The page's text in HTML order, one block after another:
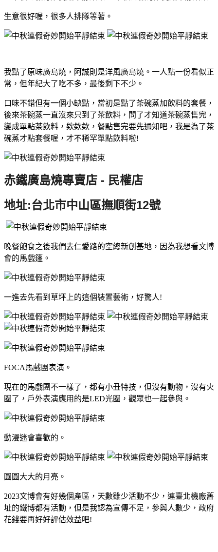
生意很好喔，很多人排隊等著。
我點了原味廣島燒，阿誠則是洋風廣島燒。一人點一份看似正
常，但年紀大了吃不多，最後剩下不少。
口味不錯但有一個小缺點，當初是點了茶碗蒸加飲料的套餐，
後來茶碗蒸一直沒來只到了茶飲料，問了才知道茶碗蒸售完，
變成單點茶飲料，欸欸欸，餐點售完要先通知吧，我是為了茶
碗蒸才點套餐喔，才不稀罕單點飲料啦!
赤鐵廣島燒專賣店 - 民權店
地址:台北市中山區撫順街12號
晚餐飽食之後我們去仁愛路的空總新創基地，因為我想看文博
會的馬戲篷。
一進去先看到草坪上的這個裝置藝術，好驚人!
FOCA馬戲團表演。
現在的馬戲團不一樣了，都有小丑特技，但沒有動物，沒有火
圈了，戶外表演應用的是LED光圈，觀眾也一起參與。
動漫迷會喜歡的。
圓圓大大的月亮。
2023文博會有好幾個產區，天數雖少活動不少，連臺北機廠舊
址的鐵博都有活動，但是我認為宣傳不足，參與人數少，政府
花錢要再好好評估效益吧!